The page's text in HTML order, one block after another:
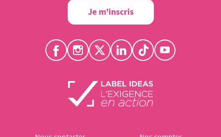
Je m'inscris